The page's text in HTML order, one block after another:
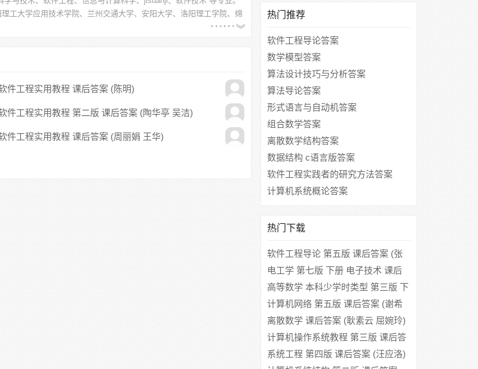
理工大学应用技术学院、兰州交通大学、安阳大学、洛阳理工学院、绵
件工程实用教程 课后答案 (陈明)
件工程实用教程 第二版 课后答案 (陶华亭 吴洁)
件工程实用教程 课后答案 (周丽娟 王华)
热门推荐
软件工程导论答案
数学模型答案
算法设计技巧与分析答案
算法导论答案
形式语言与自动机答案
组合数学答案
离散数学结构答案
数据结构 c语言版答案
软件工程实践者的研究方法答案
计算机系统概论答案
热门下载
软件工程导论 第五版 课后答案 (张
海藩)
电工学 第七版 下册 电子技术 课后
答案 (秦曾煌)
高等数学 本科少学时类型 第三版 下
册 课后答案 (同济大学应用数学系)
计算机网络 第五版 课后答案 (谢希
仁)
离散数学 课后答案 (耿素云 屈婉玲)
计算机操作系统教程 第三版 课后答
案 (张尧学 史美林 张高)
系统工程 第四版 课后答案 (汪应洛)